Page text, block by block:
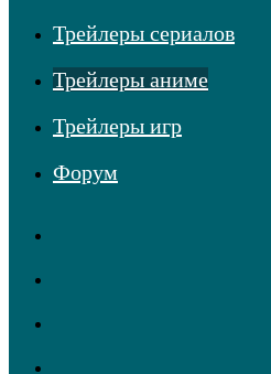
Трейлеры сериалов
Трейлеры аниме
Трейлеры игр
Форум